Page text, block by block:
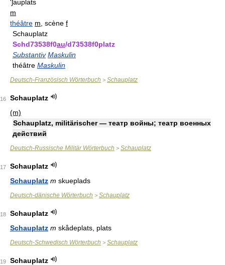
'ʃauplats
m
théâtre m , scène f
Schauplatz
Schd73538f0au/d73538f0platz
Substantiv Maskulin
théâtre Maskulin
Deutsch-Französisch Wörterbuch > Schauplatz
16
Schauplatz
(m)
Schauplatz, militärischer — театр войны; театр военных
действий
Deutsch-Russische Militär Wörterbuch > Schauplatz
17
Schauplatz
Schauplatz m skueplads
Deutsch-dänische Wörterbuch > Schauplatz
18
Schauplatz
Schauplatz m skådeplats, plats
Deutsch-Schwedisch Wörterbuch > Schauplatz
19
Schauplatz